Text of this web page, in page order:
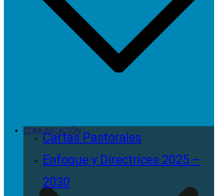
Cartas Pastorales
Enfoque y Directrices 2025 –
2030
COMUNICACIÓN